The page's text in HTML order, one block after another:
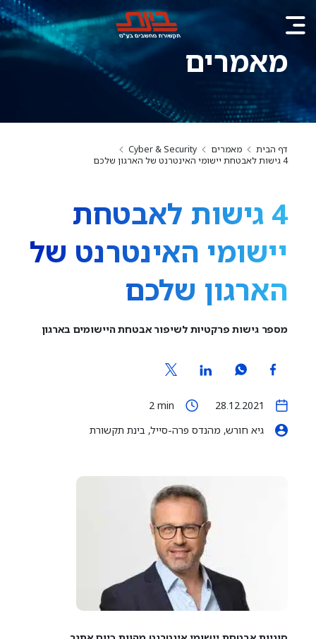
מאמרים
דף הבית מאמרים
Cyber & Security
4 גישות לאבטחת יישומי האינטרנט של הארגון שלכם
4 גישות לאבטחת
יישומי האינטרנט של
הארגון שלכם
מספר גישות פרקטיות לשיפור אבטחת היישומים בארגון
28.12.2021
2 min
גיא חורש, מהנדס פרה-סייל, בינת תקשורת